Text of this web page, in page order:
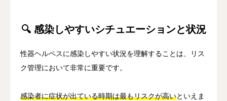
🔍 感染しやすいシチュエーションと状況
性器ヘルペスに感染しやすい状況を理解することは、リス
ク管理において非常に重要です。
感染者に症状が出ている時期は最もリスクが高いといえま